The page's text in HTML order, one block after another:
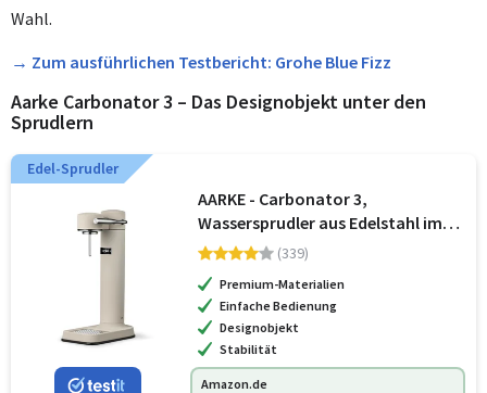
Wahl.
→ Zum ausführlichen Testbericht: Grohe Blue Fizz
Aarke Carbonator 3 – Das Designobjekt unter den
Sprudlern
Edel-Sprudler
AARKE - Carbonator 3,
Wassersprudler aus Edelstahl im
modernen Sand Finish mit BPA-
Sprudelwasserbereiter für
Leitungswasser, kompatibe
(339)
Premium-Materialien
Einfache Bedienung
Designobjekt
Stabilität
Amazon.de